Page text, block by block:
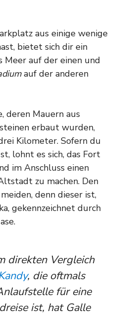
aus einige wenige
bietet sich dir ein
auf der einen und
auf der anderen
deren Mauern aus
erbaut wurden,
Kilometer. Sofern du
lohnt es sich, das Fort
im Anschluss einen
zu machen. Den
denn dieser ist,
gekennzeichnet durch
direkten Vergleich
, die oftmals
für eine
ist, hat Galle